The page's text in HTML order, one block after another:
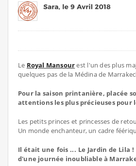
Le Royal Mansourest l'un des plus
quelques pas de la Médina de
Pour la saison printanière, placée
attentions les plus précieuses pour
Les petits princes et princesses de
Un monde enchanteur, un cadre
Il était une fois ... Le Jardin de Lila
d'une journée inoubliable à